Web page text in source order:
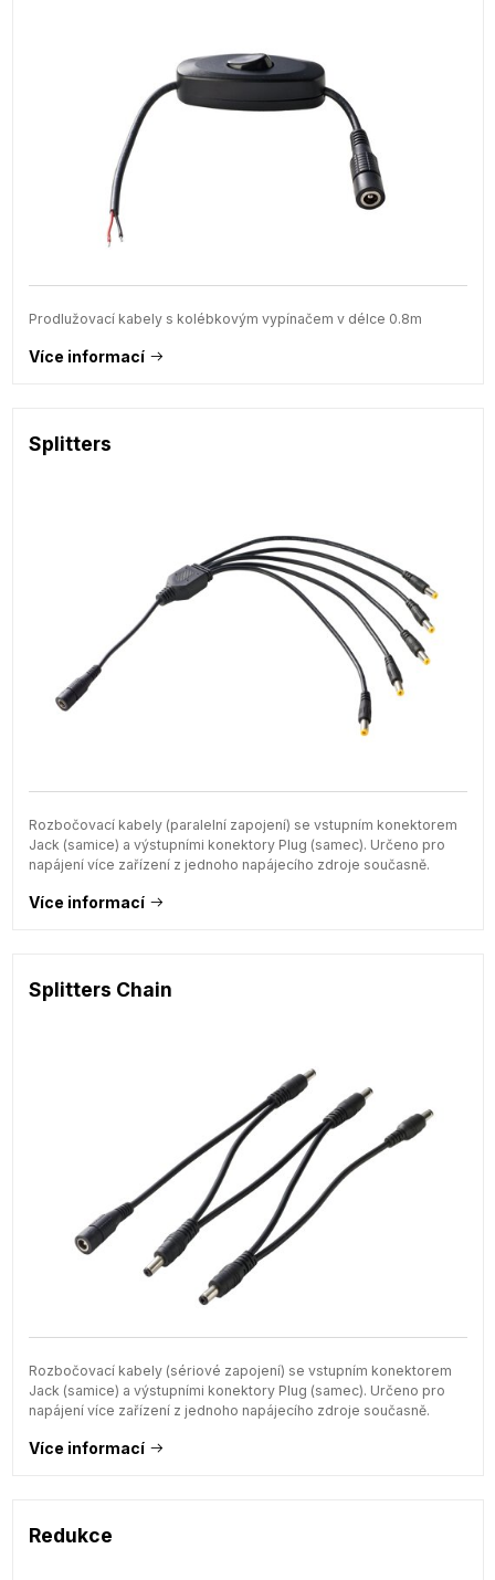
Prodlužovací kabely s kolébkovým vypínačem v délce 0.8m
Více informací
Splitters
Rozbočovací kabely (paralelní zapojení) se vstupním konektorem
Jack (samice) a výstupními konektory Plug (samec). Určeno pro
napájení více zařízení z jednoho napájecího zdroje současně.
Více informací
Splitters Chain
Rozbočovací kabely (sériové zapojení) se vstupním konektorem
Jack (samice) a výstupními konektory Plug (samec). Určeno pro
napájení více zařízení z jednoho napájecího zdroje současně.
Více informací
Redukce